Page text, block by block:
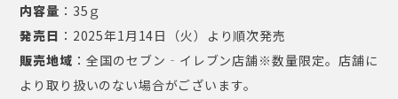
内容量 ：35ｇ
発売⽇ ：2025年1⽉14⽇（火）より順次発売
販売地域 ：全国のセブン‐イレブン店舗※数量限定。店舗に
より取り扱いのない場合がございます。